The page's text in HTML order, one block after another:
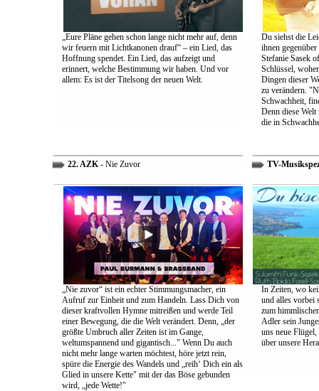
„Eure Pläne gehen schon lange nicht mehr auf, denn
wir feuern mit Lichtkanonen drauf“ – ein Lied, das
Hoffnung spendet. Ein Lied, das aufzeigt und
erinnert, welche Bestimmung wir haben. Und vor
allem: Es ist der Titelsong der neuen Welt.
Du siehst die
ihnen
Stefanie Sasek
Schlüssel,
Dingen dieser
zu verändern.
Schwachheit,
Denn diese Welt
die in
22. AZK- Nie Zuvor
„Nie zuvor“ ist ein echter Stimmungsmacher, ein
Aufruf zur Einheit und zum Handeln. Lass Dich von
dieser kraftvollen Hymne mitreißen und werde Teil
einer Bewegung, die die Welt verändert. Denn, „der
größte Umbruch aller Zeiten ist im Gange,
weltumspannend und gigantisch..." Wenn Du auch
nicht mehr lange warten möchtest, höre jetzt rein,
spüre die Energie des Wandels und „reih‘ Dich ein als
Glied in unsere Kette" mit der das Böse gebunden
wird, „jede Wette!"
TV-
In Zeiten, wo
und alles vorbei
zum
Adler sein
uns neue
über unsere